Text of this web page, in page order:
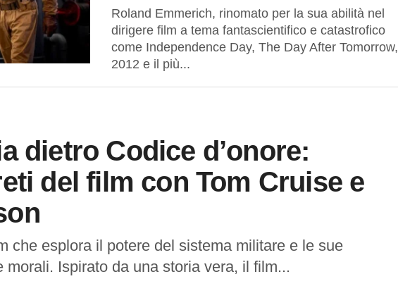
Roland Emmerich, rinomato per la sua abilità nel
dirigere film a tema fantascientifico e catastrofico
come Independence Day, The Day After Tomorrow,
2012 e il più...
del film con Tom Cruise e
che esplora il potere del sistema militare e le sue
Ispirato da una storia vera, il film...